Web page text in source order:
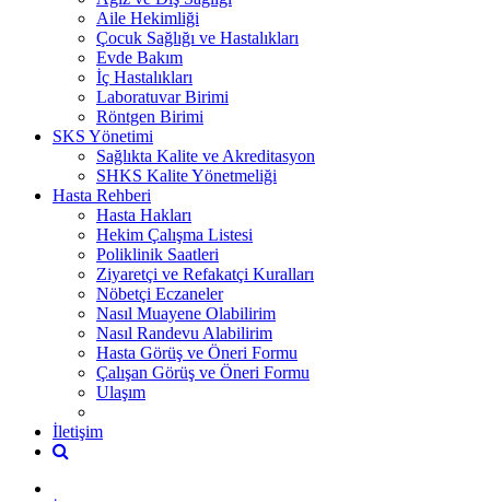
Aile Hekimliği
Çocuk Sağlığı ve Hastalıkları
Evde Bakım
İç Hastalıkları
Laboratuvar Birimi
Röntgen Birimi
SKS Yönetimi
Sağlıkta Kalite ve Akreditasyon
SHKS Kalite Yönetmeliği
Hasta Rehberi
Hasta Hakları
Hekim Çalışma Listesi
Poliklinik Saatleri
Ziyaretçi ve Refakatçi Kuralları
Nöbetçi Eczaneler
Nasıl Muayene Olabilirim
Nasıl Randevu Alabilirim
Hasta Görüş ve Öneri Formu
Çalışan Görüş ve Öneri Formu
Ulaşım
İletişim